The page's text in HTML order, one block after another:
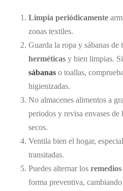
Limpia periódicamente
zonas textiles.
Guarda la ropa y sábanas de
herméticas y bien limpias.
sábanas o toallas,
higienizadas.
No almacenes alimentos a
periodos y revisa envases de
secos.
Ventila bien el hogar,
transitadas.
Puedes alternar los remedios
forma preventiva,